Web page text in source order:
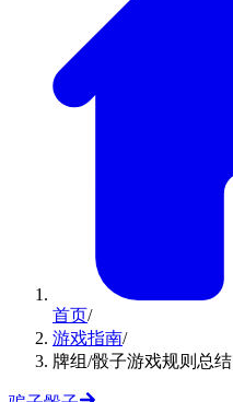
首页/
游戏指南/
牌组/骰子游戏规则总结